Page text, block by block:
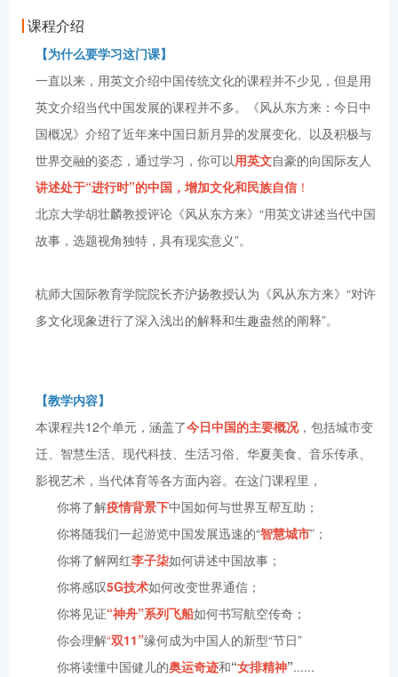
课程介绍
【为什么要学习这门课】
一直以来，用英文介绍中国传统文化的课程并不少见，但是用
英文介绍当代中国发展的课程并不多。《风从东方来：今日中
国概况》介绍了近年来中国日新月异的发展变化、以及积极与
世界交融的姿态，通过学习，你可以用英文自豪的向国际友人
讲述处于“进行时”的中国，增加文化和民族自信 ！
北京大学胡壮麟教授评论《风从东方来》“用英文讲述当代中国
故事，选题视角独特，具有现实意义”。
杭师大国际教育学院院长齐沪扬教授认为《风从东方来》“对许
多文化现象进行了深入浅出的解释和生趣盎然的阐释”。
【教学内容】
本课程共12个单元，涵盖了今日中国的主要概况，包括城市变
迁、智慧生活、现代科技、生活习俗、华夏美食、音乐传承、
影视艺术，当代体育等各方面内容。在这门课程里，
你将了解疫情背景下中国如何与世界互帮互助；
你将随我们一起游览中国发展迅速的“智慧城市”；
你将了解网红李子柒如何讲述中国故事；
你将感叹5G技术如何改变世界通信；
你将见证“神舟”系列飞船如何书写航空传奇；
你会理解“双11”缘何成为中国人的新型“节日”
你将读懂中国健儿的奥运奇迹和“女排精神”......